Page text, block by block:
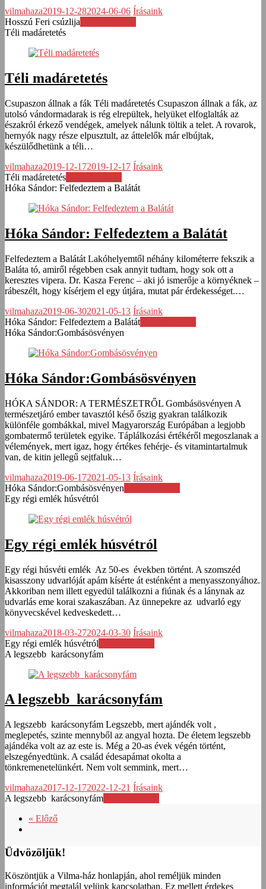
vilmahaza2019-12-282024-06-06 Írásaink
Hosszú Feri csúzlija
Téli madáretetés
Téli madáretetés
Csupaszon állnak a fák Téli madáretetés Csupaszon állnak a fák, az
utolsó vándormadarak is rég elrepültek, helyüket elfoglalták az
északról érkező vendégek, amelyek nálunk töltik a telet. A rovarok,
hernyók nagy része elpusztult, az áttelelők már elbújtak,
készülődhetünk a téli…
vilmahaza2019-12-172019-12-17 Írásaink
Téli madáretetés
Hóka Sándor: Felfedeztem a Balátát
Hóka Sándor: Felfedeztem a Balátát
Felfedeztem a Balátát Lakóhelyemtől néhány kilométerre fekszik a
Baláta tó, amiről régebben csak annyit tudtam, hogy sok ott a
keresztes vipera. Dr. Kasza Ferenc – aki jó ismerője a környéknek –
rábeszélt, hogy kísérjem el egy útjára, mutat pár érdekességet.…
vilmahaza2019-06-302021-05-13 Írásaink
Hóka Sándor: Felfedeztem a Balátát
Hóka Sándor:Gombásösvényen
Hóka Sándor:Gombásösvényen
HÓKA SÁNDOR: A TERMÉSZETRŐL Gombásösvényen A
természetjáró ember tavasztól késő őszig gyakran találkozik
különféle gombákkal, mivel Magyarország Európában a legjobb
gombatermő területek egyike. Táplálkozási értékéről megoszlanak a
vélemények, mert igaz, hogy értékes fehérje- és vitamintartalmuk
van, de kitin jellegű sejtfaluk…
vilmahaza2019-06-172021-05-13 Írásaink
Hóka Sándor:Gombásösvényen
Egy régi emlék húsvétról
Egy régi emlék húsvétról
Egy régi húsvéti emlék Az 50-es években történt. A szomszéd
kisasszony udvarlóját apám kísérte át esténként a menyasszonyához.
Akkoriban nem illett egyedül találkozni a fiúnak és a lánynak az
udvarlás eme korai szakaszában. Az ünnepekre az udvarló egy
könyvecskével kedveskedett…
vilmahaza2018-03-272024-03-30 Írásaink
Egy régi emlék húsvétról
A legszebb karácsonyfám
A legszebb karácsonyfám
A legszebb karácsonyfám Legszebb, mert ajándék volt ,
meglepetés, szinte mennyből az angyal hozta. De életem legszebb
ajándéka volt az az este is. Még a 20-as évek végén történt,
elszegényedtünk. A család édesapámat okolta a
tönkremenetelünkért. Nem volt semmink, mert…
vilmahaza2017-12-172022-12-21 Írásaink
A legszebb karácsonyfám
« Előző
Üdvözöljük!
Köszöntjük a Vilma-ház honlapján, ahol reméljük minden
információt megtalál velünk kapcsolatban. Ez mellett érdekes